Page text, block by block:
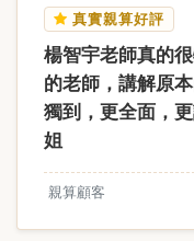
真實親算好評
楊智宇老師真的
的老師，講解原
獨到，更全面，
姐
親算顧客